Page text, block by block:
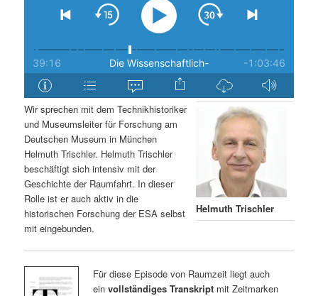
n
Helmuth Trischler
Wir sprechen mit dem Technikhistoriker
und Museumsleiter für Forschung am
Deutschen Museum in München
Helmuth Trischler. Helmuth Trischler
beschäftigt sich intensiv mit der
Geschichte der Raumfahrt. In dieser
Rolle ist er auch aktiv in die
historischen Forschung der ESA selbst
mit eingebunden.
Für diese Episode von Raumzeit liegt auch
ein vollständiges Transkriptmit Zeitmarken